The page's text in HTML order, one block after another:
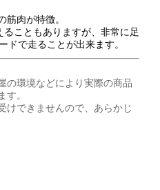
筋肉が特徴。
こともありますが、非常に足
ドで走ることが出来ます。
の環境などにより実際の商品
す。
けできませんので、あらかじ